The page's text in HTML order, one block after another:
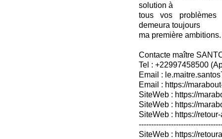
solution à
tous vos problèmes
demeura toujours
ma première
Contacte maître
Tel : +22997458500
Email :
Email : https://
SiteWeb : https://
SiteWeb : https://
SiteWeb : https://
SiteWeb : https://